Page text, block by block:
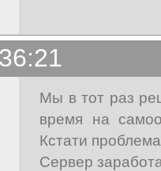
Мы в тот раз
время на
Кстати
Сервер